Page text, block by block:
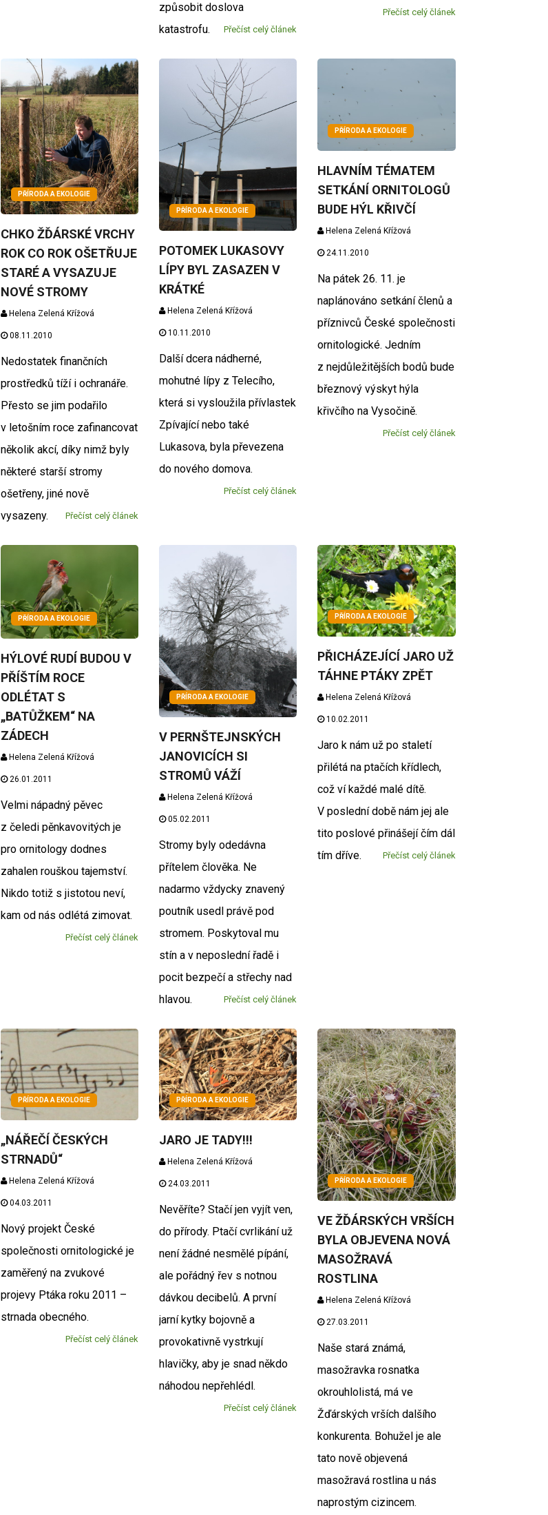
způsobit doslova
katastrofu.
Přečíst celý článek
Přečíst celý článek
PŘÍRODA A EKOLOGIE
CHKO ŽĎÁRSKÉ VRCHY
ROK CO ROK OŠETŘUJE
STARÉ A VYSAZUJE
NOVÉ STROMY
Helena Zelená Křížová
08.11.2010
Nedostatek finančních
prostředků tíží i ochranáře.
Přesto se jim podařilo
v letošním roce zafinancovat
několik akcí, díky nimž byly
některé starší stromy
ošetřeny, jiné nově
vysazeny.
Přečíst celý článek
PŘÍRODA A EKOLOGIE
POTOMEK LUKASOVY
LÍPY BYL ZASAZEN V
KRÁTKÉ
Helena Zelená Křížová
10.11.2010
Další dcera nádherné,
mohutné lípy z Telecího,
která si vysloužila přívlastek
Zpívající nebo také
Lukasova, byla převezena
do nového domova.
Přečíst celý článek
PŘÍRODA A EKOLOGIE
HLAVNÍM TÉMATEM
SETKÁNÍ ORNITOLOGŮ
BUDE HÝL KŘIVČÍ
Helena Zelená Křížová
24.11.2010
Na pátek 26. 11. je
naplánováno setkání členů a
příznivců České společnosti
ornitologické. Jedním
z nejdůležitějších bodů bude
březnový výskyt hýla
křivčího na Vysočině.
Přečíst celý článek
PŘÍRODA A EKOLOGIE
HÝLOVÉ RUDÍ BUDOU V
PŘÍŠTÍM ROCE
ODLÉTAT S
„BATŮŽKEM“ NA
ZÁDECH
Helena Zelená Křížová
26.01.2011
Velmi nápadný pěvec
z čeledi pěnkavovitých je
pro ornitology dodnes
zahalen rouškou tajemství.
Nikdo totiž s jistotou neví,
kam od nás odlétá zimovat.
Přečíst celý článek
PŘÍRODA A EKOLOGIE
V PERNŠTEJNSKÝCH
JANOVICÍCH SI
STROMŮ VÁŽÍ
Helena Zelená Křížová
05.02.2011
Stromy byly odedávna
přítelem člověka. Ne
nadarmo vždycky znavený
poutník usedl právě pod
stromem. Poskytoval mu
stín a v neposlední řadě i
pocit bezpečí a střechy nad
hlavou.
Přečíst celý článek
PŘÍRODA A EKOLOGIE
PŘICHÁZEJÍCÍ JARO UŽ
TÁHNE PTÁKY ZPĚT
Helena Zelená Křížová
10.02.2011
Jaro k nám už po staletí
přilétá na ptačích křídlech,
což ví každé malé dítě.
V poslední době nám jej ale
tito poslové přinášejí čím dál
tím dříve.
Přečíst celý článek
PŘÍRODA A EKOLOGIE
„NÁŘEČÍ ČESKÝCH
STRNADŮ“
Helena Zelená Křížová
04.03.2011
Nový projekt České
společnosti ornitologické je
zaměřený na zvukové
projevy Ptáka roku 2011 –
strnada obecného.
Přečíst celý článek
PŘÍRODA A EKOLOGIE
JARO JE TADY!!!
Helena Zelená Křížová
24.03.2011
Nevěříte? Stačí jen vyjít ven,
do přírody. Ptačí cvrlikání už
není žádné nesmělé pípání,
ale pořádný řev s notnou
dávkou decibelů. A první
jarní kytky bojovně a
provokativně vystrkují
hlavičky, aby je snad někdo
náhodou nepřehlédl.
Přečíst celý článek
PŘÍRODA A EKOLOGIE
VE ŽĎÁRSKÝCH VRŠÍCH
BYLA OBJEVENA NOVÁ
MASOŽRAVÁ
ROSTLINA
Helena Zelená Křížová
27.03.2011
Naše stará známá,
masožravka rosnatka
okrouhlolistá, má ve
Žďárských vrších dalšího
konkurenta. Bohužel je ale
tato nově objevená
masožravá rostlina u nás
naprostým cizincem.